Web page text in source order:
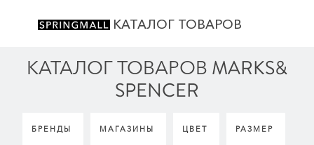
КАТАЛОГ ТОВАРОВ
КАТАЛОГ ТОВАРОВ MARKS&
SPENCER
БРЕНДЫ МАГАЗИНЫ ЦВЕТ РАЗМЕР